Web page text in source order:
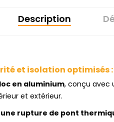
Description
et isolation optimisés :
en aluminium, conçu avec
et extérieur.
une rupture de pont